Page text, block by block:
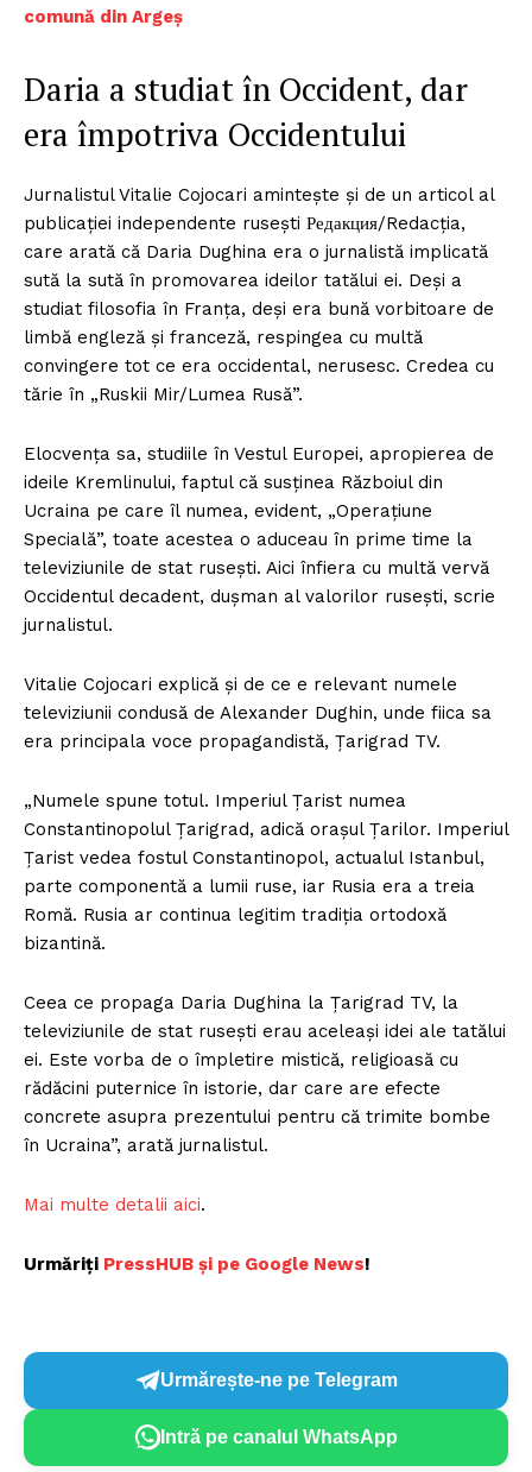
comună din Argeș
Daria a studiat în Occident, dar
era împotriva Occidentului
Jurnalistul Vitalie Cojocari amintește și de un articol al
publicației independente rusești Редакция/Redacția,
care arată că Daria Dughina era o jurnalistă implicată
sută la sută în promovarea ideilor tatălui ei. Deși a
studiat filosofia în Franța, deși era bună vorbitoare de
limbă engleză și franceză, respingea cu multă
convingere tot ce era occidental, nerusesc. Credea cu
tărie în „Ruskii Mir/Lumea Rusă”.
Elocvența sa, studiile în Vestul Europei, apropierea de
ideile Kremlinului, faptul că susținea Războiul din
Ucraina pe care îl numea, evident, „Operațiune
Specială”, toate acestea o aduceau în prime time la
televiziunile de stat rusești. Aici înfiera cu multă vervă
Occidentul decadent, dușman al valorilor rusești, scrie
jurnalistul.
Vitalie Cojocari explică și de ce e relevant numele
televiziunii condusă de Alexander Dughin, unde fiica sa
era principala voce propagandistă, Țarigrad TV.
„Numele spune totul. Imperiul Țarist numea
Constantinopolul Țarigrad, adică orașul Țarilor. Imperiul
Țarist vedea fostul Constantinopol, actualul Istanbul,
parte componentă a lumii ruse, iar Rusia era a treia
Romă. Rusia ar continua legitim tradiția ortodoxă
bizantină.
Ceea ce propaga Daria Dughina la Țarigrad TV, la
televiziunile de stat rusești erau aceleași idei ale tatălui
ei. Este vorba de o împletire mistică, religioasă cu
rădăcini puternice în istorie, dar care are efecte
concrete asupra prezentului pentru că trimite bombe
în Ucraina”, arată jurnalistul.
Mai multe detalii aici.
Urmăriți PressHUB și pe Google News!
Urmărește-ne pe Telegram
Intră pe canalul WhatsApp